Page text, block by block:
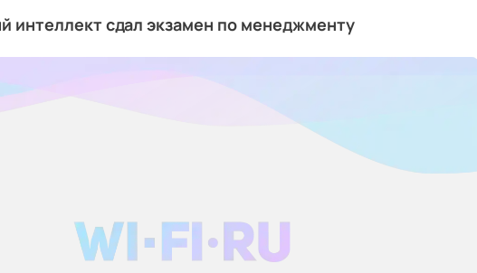
интеллект сдал экзамен по менеджменту